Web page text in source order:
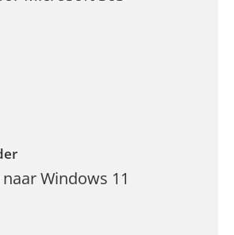
Windows 11